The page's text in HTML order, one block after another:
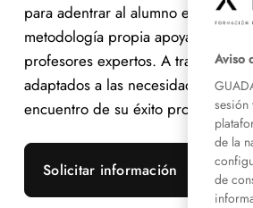
para adentrar al alumno en una
metodología propia apoyada en la
profesores expertos. A través de
adaptados a las necesidades del
encuentro de su éxito profesional.
Solicitar información
Aviso
sesión
de la
de